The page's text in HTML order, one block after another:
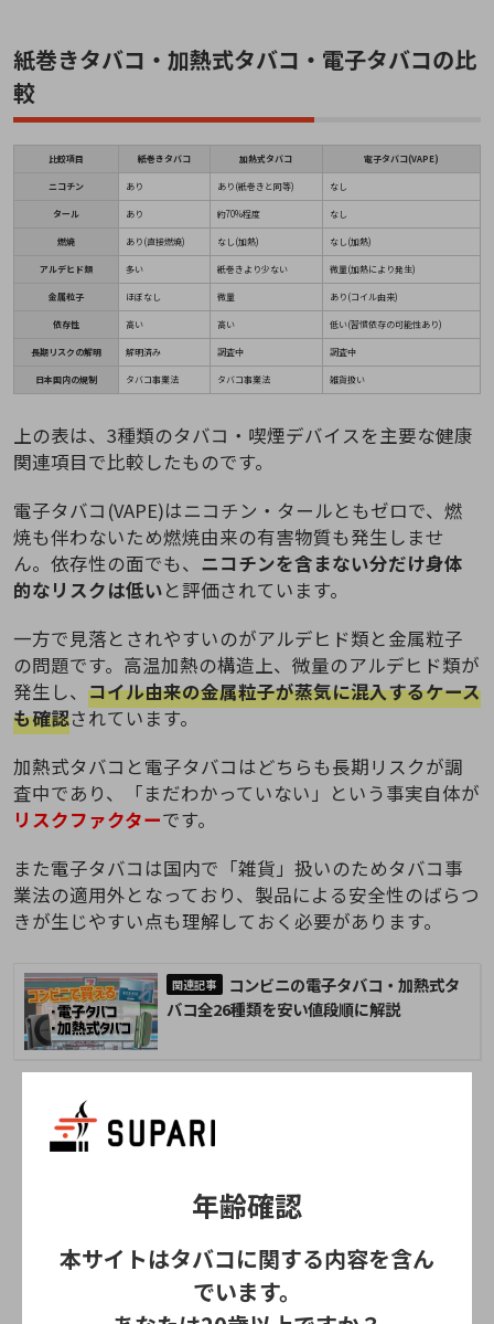
紙巻きタバコ・加熱式タバコ・電子タバコの比
較
比較項目 紙巻きタバコ 加熱式タバコ 電子タバコ(VAPE)
ニコチン あり あり(紙巻きと同等) なし
タール あり 約70%程度 なし
燃焼 あり(直接燃焼) なし(加熱) なし(加熱)
アルデヒド類 多い 紙巻きより少ない 微量(加熱により発生)
金属粒子 ほぼなし 微量 あり(コイル由来)
依存性 高い 高い 低い(習慣依存の可能性あり)
長期リスクの解明 解明済み 調査中 調査中
日本国内の規制 タバコ事業法 タバコ事業法 雑貨扱い
上の表は、3種類のタバコ・喫煙デバイスを主要な健康
関連項目で比較したものです。
電子タバコ(VAPE)はニコチン・タールともゼロで、燃
焼も伴わないため燃焼由来の有害物質も発生しませ
ん。依存性の面でも、 ニコチンを含まない分だけ身体
的なリスクは低いと評価されています。
一方で見落とされやすいのがアルデヒド類と金属粒子
の問題です。高温加熱の構造上、微量のアルデヒド類が
発生し、 コイル由来の金属粒子が蒸気に混入するケース
も確認されています。
加熱式タバコと電子タバコはどちらも長期リスクが調
査中であり、「まだわかっていない」という事実自体が
リスクファクターです。
また電子タバコは国内で「雑貨」扱いのためタバコ事
業法の適用外となっており、製品による安全性のばらつ
きが生じやすい点も理解しておく必要があります。
コンビニの電子タバコ・加熱式タ
バコ全26種類を安い値段順に解説
年齢確認
本サイトはタバコに関する内容を含ん
でいます。